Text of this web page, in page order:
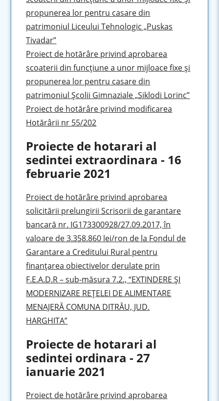
propunerea lor pentru casare din
patrimoniul Liceului Tehnologic „Puskas
Tivadar”
Proiect de hotărâre privind aprobarea
scoaterii din funcţiune a unor mijloace fixe şi
propunerea lor pentru casare din
patrimoniul Şcolii Gimnaziale „Siklodi Lorinc”
Proiect de hotărâre privind modificarea
Hotărârii nr 55/202
Proiecte de hotarari al
sedintei extraordinara - 16
februarie 2021
Proiect de hotărâre privind aprobarea
solicitării prelungirii Scrisorii de garantare
bancară nr. IG173300928/27.09.2017, în
valoare de 3.358.860 lei/ron de la Fondul de
Garantare a Creditului Rural pentru
finanțarea obiectivelor derulate prin
F.E.A.D.R – sub-măsura 7.2., “EXTINDERE ȘI
MODERNIZARE REȚELEI DE ALIMENTARE
MENAJERĂ COMUNA DITRĂU, JUD.
HARGHITA”
Proiecte de hotarari al
sedintei ordinara - 27
ianuarie 2021
Proiect de hotărâre privind aprobarea